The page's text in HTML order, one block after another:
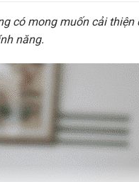
mong muốn cải
năng.